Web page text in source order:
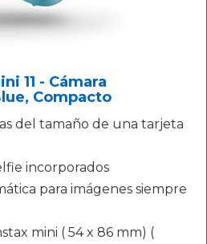
11 - Cámara
Compacto
del tamaño de una tarjeta
incorporados
para imágenes siempre
mini ( 54 x 86 mm) (